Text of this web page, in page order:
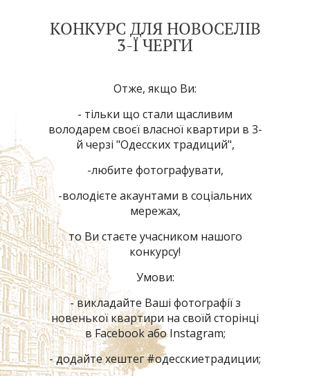
КОНКУРС ДЛЯ НОВОСЕЛІВ
3-Ї ЧЕРГИ
Отже, якщо Ви:
- тільки що стали щасливим
володарем своєї власної квартири в 3-
й черзі "Одесских традиций",
-любите фотографувати,
-володієте акаунтами в соціальних
мережах,
то Ви стаєте учасником нашого
конкурсу!
Умови:
- викладайте Ваші фотографії з
новенької квартири на своїй сторінці
в Facebook або Instagram;
- додайте хештег #одесскиетрадиции;